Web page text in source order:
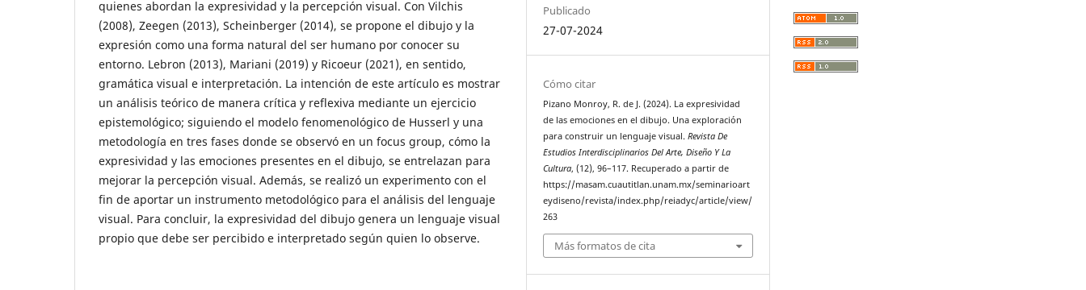
quienes abordan la expresividad y la percepción visual. Con Vilchis
(2008), Zeegen (2013), Scheinberger (2014), se propone el dibujo y la
expresión como una forma natural del ser humano por conocer su
entorno. Lebron (2013), Mariani (2019) y Ricoeur (2021), en sentido,
gramática visual e interpretación. La intención de este artículo es mostrar
un análisis teórico de manera crítica y reflexiva mediante un ejercicio
epistemológico; siguiendo el modelo fenomenológico de Husserl y una
metodología en tres fases donde se observó en un focus group, cómo la
expresividad y las emociones presentes en el dibujo, se entrelazan para
mejorar la percepción visual. Además, se realizó un experimento con el
fin de aportar un instrumento metodológico para el análisis del lenguaje
visual. Para concluir, la expresividad del dibujo genera un lenguaje visual
propio que debe ser percibido e interpretado según quien lo observe.
Publicado
27-07-2024
Cómo citar
Pizano Monroy, R. de J. (2024). La expresividad
de las emociones en el dibujo. Una exploración
para construir un lenguaje visual.Revista De
Estudios Interdisciplinarios Del Arte, Diseño Y La
Cultura, (12), 96–117. Recuperado a partir de
https://masam.cuautitlan.unam.mx/seminarioart
eydiseno/revista/index.php/reiadyc/article/view/
263
Más formatos de cita